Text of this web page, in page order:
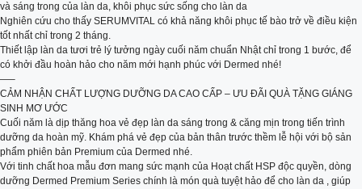
và sáng trong của làn da, khôi phục sức sống cho làn da
Nghiên cứu cho thấy SERUMVITAL có khả năng khôi phục tế bào trở về điều kiện
tốt nhất chỉ trong 2 tháng.
Thiết lập làn da tươi trẻ lý tưởng ngày cuối năm chuẩn Nhật chỉ trong 1 bước, để
có khởi đầu hoàn hảo cho năm mới hạnh phúc với Dermed nhé!
—–
CẢM NHẬN CHẤT LƯỢNG DƯỠNG DA CAO CẤP – ƯU ĐÃI QUÀ TẶNG GIÁNG
SINH MƠ ƯỚC
Cuối năm là dịp thăng hoa vẻ đẹp làn da sáng trong & căng mịn trong tiến trình
dưỡng da hoàn mỹ. Khám phá vẻ đẹp của bản thân trước thềm lễ hội với bộ sản
phẩm phiên bản Premium của Dermed nhé.
Với tinh chất hoa mẫu đơn mang sức mạnh của Hoạt chất HSP độc quyền, dòng
dưỡng Dermed Premium Series chính là món quà tuyệt hảo để cho làn da , giúp